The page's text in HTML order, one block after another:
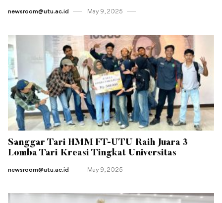
newsroom@utu.ac.id May 9 , 2025
Sanggar Tari HMM FT-UTU Raih Juara 3
Lomba Tari Kreasi Tingkat Universitas
newsroom@utu.ac.id May 9 , 2025